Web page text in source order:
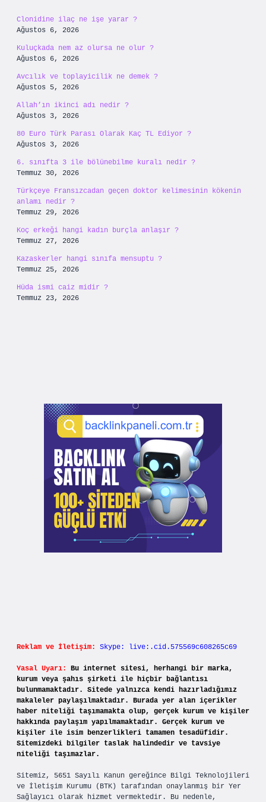
Clonidine ilaç ne işe yarar ?
Ağustos 6, 2026
Kuluçkada nem az olursa ne olur ?
Ağustos 6, 2026
Avcılık ve toplayicilik ne demek ?
Ağustos 5, 2026
Allah’ın ikinci adı nedir ?
Ağustos 3, 2026
80 Euro Türk Parası Olarak Kaç TL Ediyor ?
Ağustos 3, 2026
6. sınıfta 3 ile bölünebilme kuralı nedir ?
Temmuz 30, 2026
Türkçeye Fransızcadan geçen doktor kelimesinin kökenin
anlamı nedir ?
Temmuz 29, 2026
Koç erkeği hangi kadın burçla anlaşır ?
Temmuz 27, 2026
Kazaskerler hangi sınıfa mensuptu ?
Temmuz 25, 2026
Hüda ismi caiz midir ?
Temmuz 23, 2026
Reklam ve İletişim: Skype: live:.cid.575569c608265c69
Yasal Uyarı:
Bu internet sitesi, herhangi bir marka,
kurum veya şahıs şirketi ile hiçbir bağlantısı
bulunmamaktadır. Sitede yalnızca kendi hazırladığımız
makaleler paylaşılmaktadır. Burada yer alan içerikler
haber niteliği taşımamakta olup, gerçek kurum ve kişiler
hakkında paylaşım yapılmamaktadır. Gerçek kurum ve
kişiler ile isim benzerlikleri tamamen tesadüfidir.
Sitemizdeki bilgiler taslak halindedir ve tavsiye
niteliği taşımazlar.
Sitemiz, 5651 Sayılı Kanun gereğince Bilgi Teknolojileri
ve İletişim Kurumu (BTK) tarafından onaylanmış bir Yer
Sağlayıcı olarak hizmet vermektedir. Bu nedenle,